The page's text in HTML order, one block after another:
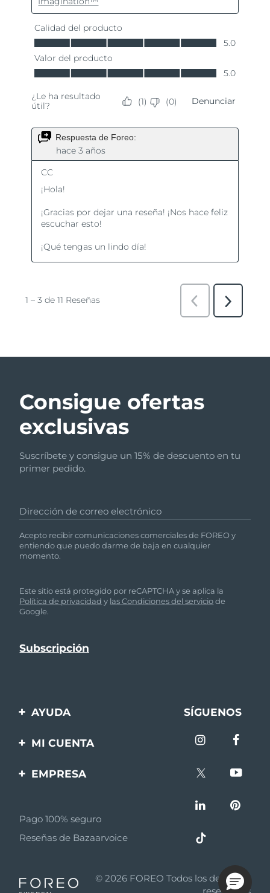
Consigue ofertas
exclusivas
Suscríbete y consigue un 15% de descuento en tu
primer pedido.
Dirección de correo electrónico
Acepto recibir comunicaciones comerciales de FOREO y
entiendo que puedo darme de baja en cualquier
momento.
Este sitio está protegido por reCAPTCHA y se aplica la
Política de privacidad y las Condiciones del serviciode
Google.
AYUDA
Contáctanos
batería
SÍGUENOS
MI CUENTA
Registro de productos
EMPRESA
Afiliados
Noticias de afiliados
Asociados
Pago 100% seguro
Reseñas de Bazaarvoice
© 2026 FOREO Todos los derechos